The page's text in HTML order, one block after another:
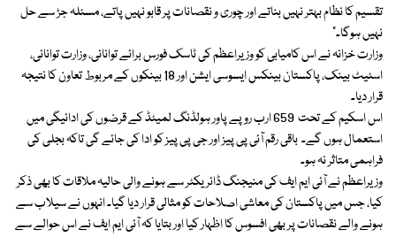
تقسیم کا نظام بہتر نہیں بناتے اور چوری و نقصانات پر قابو نہیں پاتے، مسئلہ جڑ سے حل
نہیں ہوگا۔”
وزارت خزانہ نے اس کامیابی کو وزیراعظم کی ٹاسک فورس برائے توانائی، وزارت توانائی،
اسٹیٹ بینک، پاکستان بینکس ایسوسی ایشن اور 18 بینکوں کے مربوط تعاون کا نتیجہ
قرار دیا۔
اس اسکیم کے تحت 659 ارب روپے پاور ہولڈنگ لمیٹڈ کے قرضوں کی ادائیگی میں
استعمال ہوں گے۔ باقی رقم آئی پی پیز اور جی پی پیز کو ادا کی جائے گی تاکہ بجلی کی
فراہمی متاثر نہ ہو۔
وزیراعظم نے آئی ایم ایف کی منیجنگ ڈائریکٹر سے ہونے والی حالیہ ملاقات کا بھی ذکر
کیا، جس میں پاکستان کی معاشی اصلاحات کو مثالی قرار دیا گیا۔ انہوں نے سیلاب سے
ہونے والے نقصانات پر بھی افسوس کا اظہار کیا اور بتایا کہ آئی ایم ایف نے اس حوالے سے